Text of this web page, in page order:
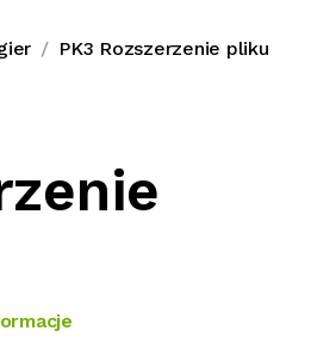
PK3 Rozszerzenie pliku